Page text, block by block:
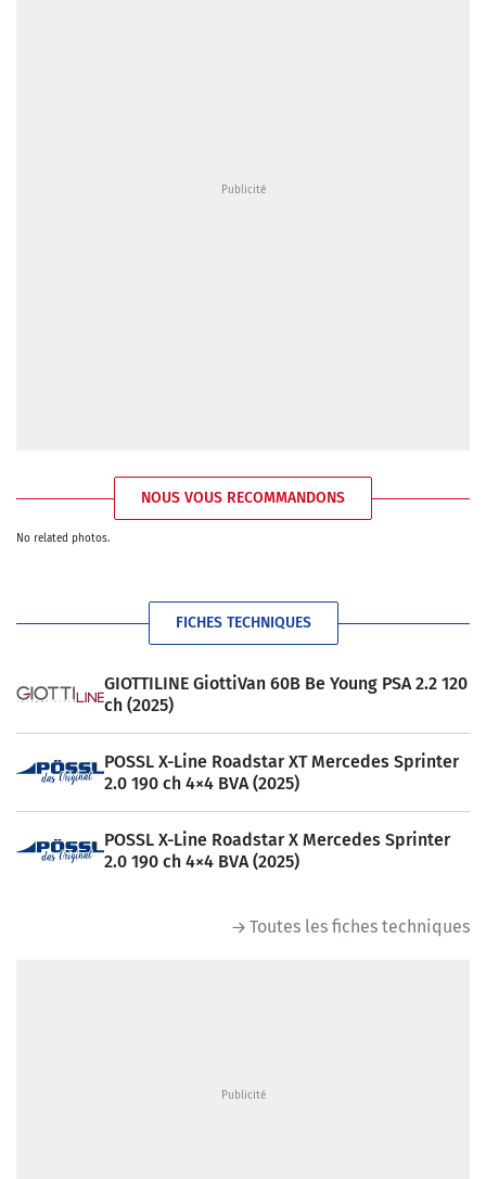
NOUS VOUS RECOMMANDONS
No related photos.
FICHES TECHNIQUES
GIOTTILINE GiottiVan 60B Be Young PSA 2.2 120
ch (2025)
POSSL X-Line Roadstar XT Mercedes Sprinter
2.0 190 ch 4×4 BVA (2025)
POSSL X-Line Roadstar X Mercedes Sprinter
2.0 190 ch 4×4 BVA (2025)
Toutes les fiches techniques